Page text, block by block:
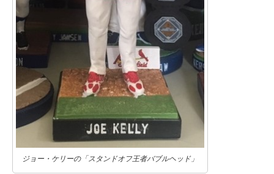
ジョー・ケリーの「スタンドオフ王者バブルヘッド」